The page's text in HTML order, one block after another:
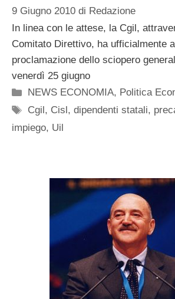
9 Giugno 2010 di Redazione
In linea con le attese, la Cgil,
Comitato Direttivo, ha ufficialmente
proclamazione dello sciopero
venerdì 25 giugno
Categorie
NEWS ECONOMIA, Politica
Tag
Cgil , Cisl ,dipendenti statali,
impiego, Uil